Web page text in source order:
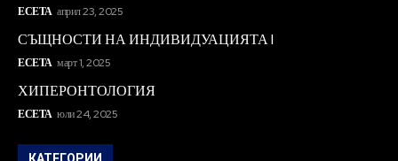
ЕСЕТА април 23, 2025
СЪЩНОСТИ НА ИНДИВИДУАЦИЯТА I
ЕСЕТА март 1, 2025
ХИПЕРОНТОЛОГИЯ
ЕСЕТА юли 24, 2025